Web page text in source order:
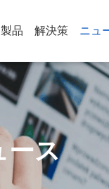
製品 解決策 ニュ
ース